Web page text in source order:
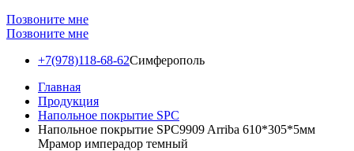
Позвоните мне
Позвоните мне
+7(978)118-68-62Симферополь
Главная
Продукция
Напольное покрытие SPC
Напольное покрытие SPC9909 Arriba 610*305*5мм
Мрамор имперадор темный